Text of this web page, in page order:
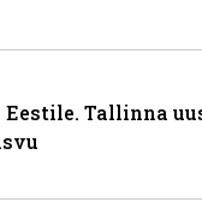
Tallinna